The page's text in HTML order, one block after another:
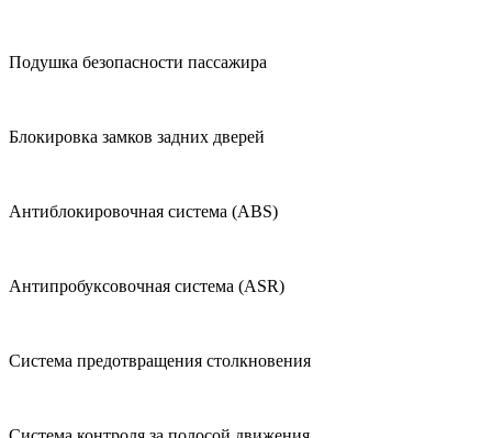
Подушка безопасности пассажира
Блокировка замков задних дверей
Антиблокировочная система (ABS)
Антипробуксовочная система (ASR)
Система предотвращения столкновения